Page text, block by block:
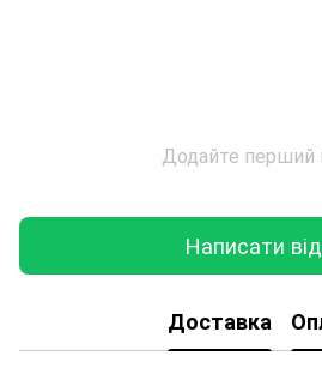
Додайте перший
Написати
Доставка